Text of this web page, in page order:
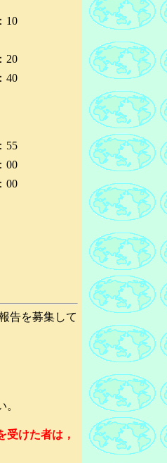
10
20
40
55
00
00
告を募集して
受けた者は，